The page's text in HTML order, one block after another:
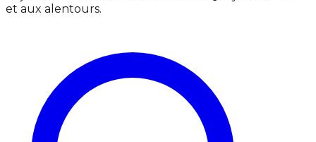
et aux alentours.